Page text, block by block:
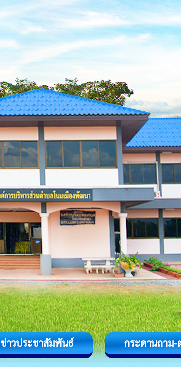
ข่าวประชาสัมพันธ์ กระดานถาม-